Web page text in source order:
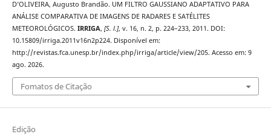
D’OLIVEIRA, Augusto Brandão. UM FILTRO GAUSSIANO ADAPTATIVO PARA
ANÁLISE COMPARATIVA DE IMAGENS DE RADARES E SATÉLITES
METEOROLÓGICOS. IRRIGA, [S. l.], v. 16, n. 2, p. 224–233, 2011. DOI:
10.15809/irriga.2011v16n2p224. Disponível em:
http://revistas.fca.unesp.br/index.php/irriga/article/view/205. Acesso em: 9
ago. 2026.
Fomatos de Citação
Edição